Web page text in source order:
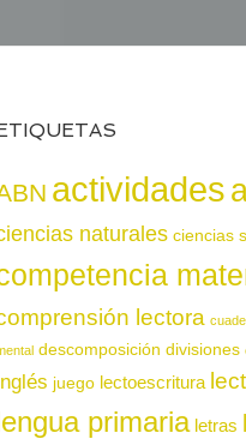
actividades
naturales ciencias
lectora
descomposición divisiones
juego lectoescritura
primaria letras